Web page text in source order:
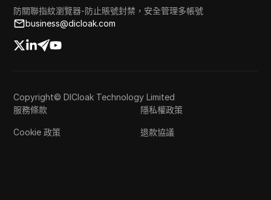
防關聯指紋瀏覽器-防止賬號封禁，安全管理多帳號
business@dicloak.com
Copyright© DICloak Technology Limited
服務條款
隱私權政策
Cookie 政策 退款協議